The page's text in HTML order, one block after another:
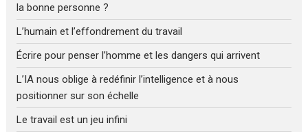
la bonne personne ?
L’humain et l’effondrement du travail
Écrire pour penser l’homme et les dangers qui arrivent
L’IA nous oblige à redéfinir l’intelligence et à nous
positionner sur son échelle
Le travail est un jeu infini